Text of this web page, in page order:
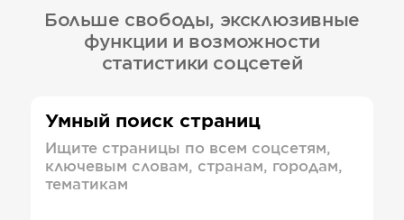
Больше свободы, эксклюзивные
функции и возможности
статистики соцсетей
Умный поиск страниц
Ищите страницы по всем соцсетям,
ключевым словам, странам, городам,
тематикам